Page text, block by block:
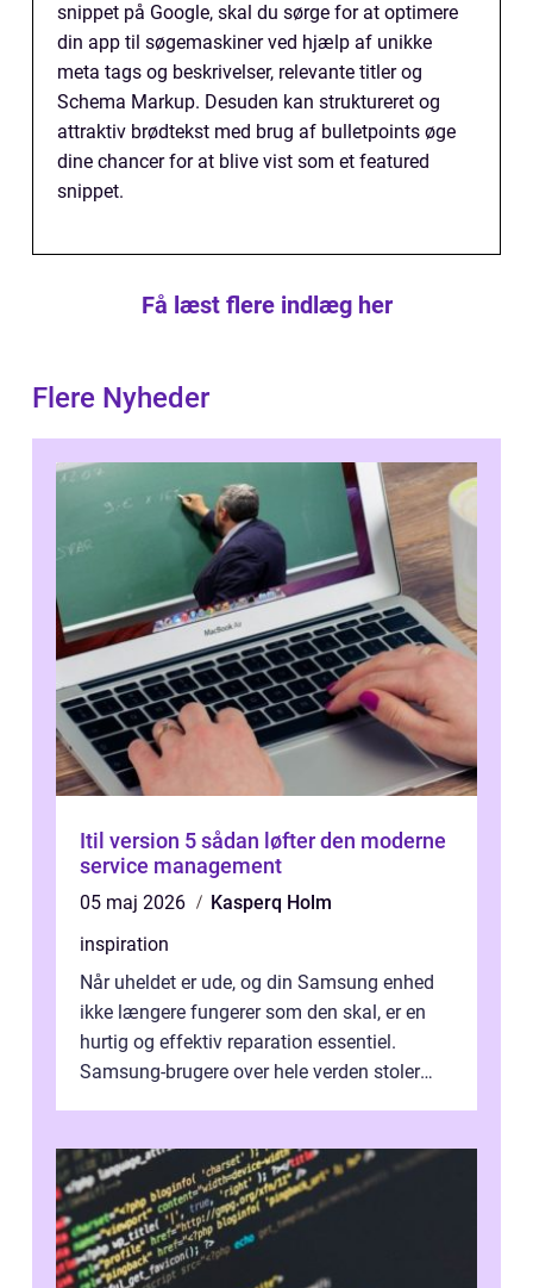
snippet på Google, skal du sørge for at optimere
din app til søgemaskiner ved hjælp af unikke
meta tags og beskrivelser, relevante titler og
Schema Markup. Desuden kan struktureret og
attraktiv brødtekst med brug af bulletpoints øge
dine chancer for at blive vist som et featured
snippet.
Få læst flere indlæg her
Flere Nyheder
Itil version 5 sådan løfter den moderne
service management
05 maj 2026
Kasperq Holm
inspiration
Når uheldet er ude, og din Samsung enhed
ikke længere fungerer som den skal, er en
hurtig og effektiv reparation essentiel.
Samsung-brugere over hele verden stoler